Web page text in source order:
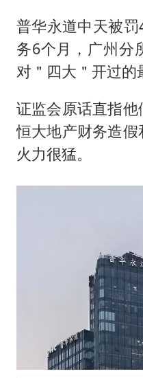
普华永道中天被
务6个月，广州分
对＂四大＂开过的
证监会原话直指
恒大地产财务造假
火力很猛。